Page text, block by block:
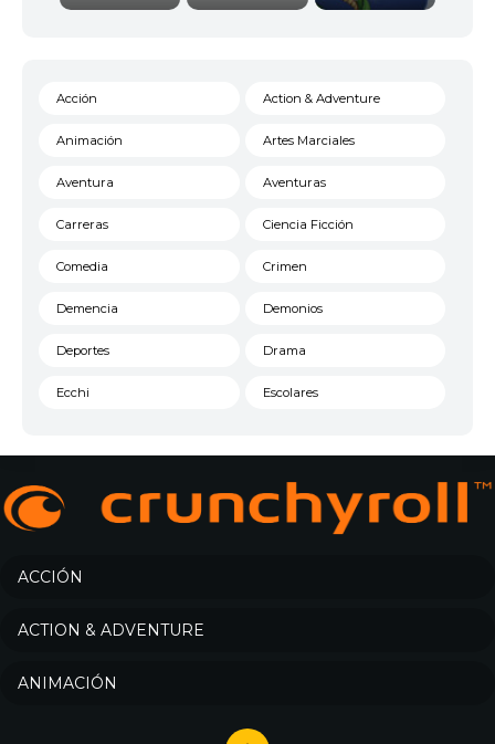
Acción Action & Adventure
Animación Artes Marciales
Aventura Aventuras
Carreras Ciencia Ficción
Comedia Crimen
Demencia Demonios
Deportes Drama
Ecchi Escolares
Historico Infantil
Misterio
ACCIÓN
ACTION & ADVENTURE
ANIMACIÓN